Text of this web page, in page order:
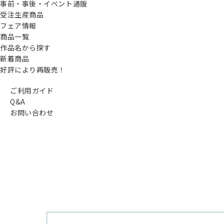
事前・事後・イベント通販
受注生産商品
フェア情報
商品一覧
作品名から探す
新着商品
好評により再販売！
ご利用ガイド
Q&A
お問い合わせ